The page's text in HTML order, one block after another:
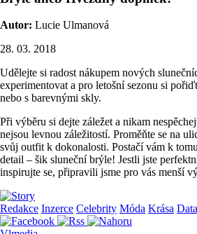
Autor: Lucie Ulmanová
28. 03. 2018
Udělejte si radost nákupem nových
experimentovat a pro letošní sezonu si
nebo s barevnými skly.
Při výběru si dejte záležet a nikam
nejsou levnou záležitostí. Proměňte se na
svůj outfit k dokonalosti. Postačí vám k
detail – šik sluneční brýle! Jestli jste
inspirujte se, připravili jsme pro vás menší
Redakce Inzerce Celebrity Móda Krása